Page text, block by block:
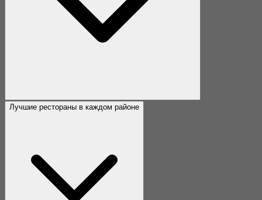
Лучшие рестораны в каждом районе